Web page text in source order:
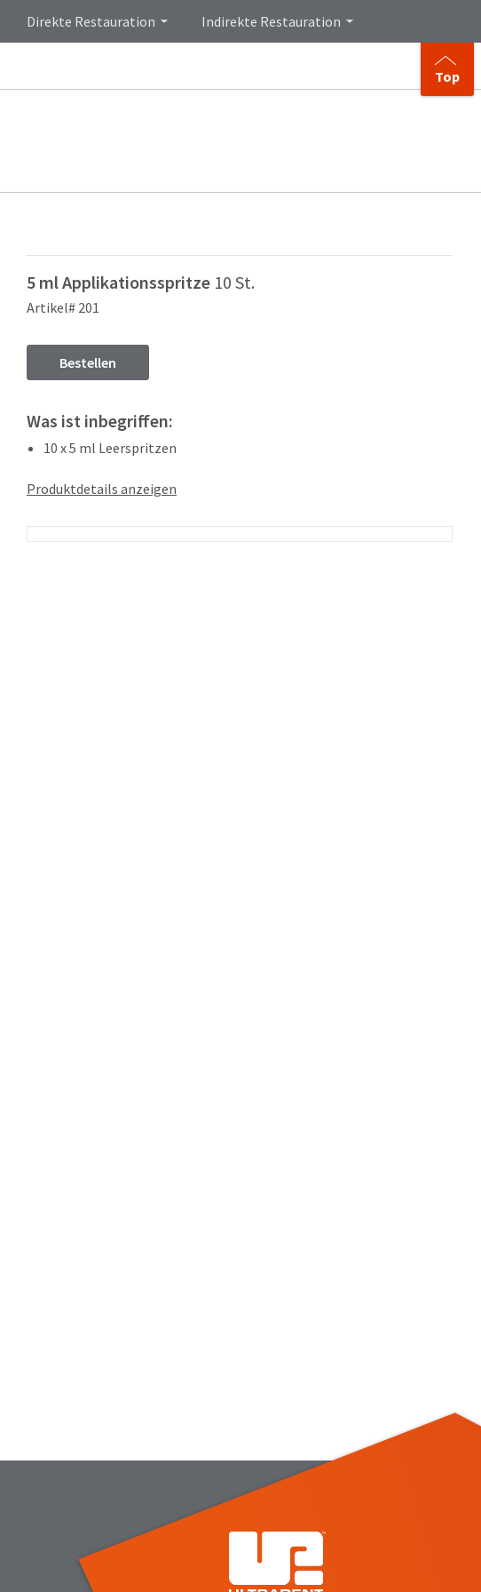
Direkte Restauration Indirekte Restauration
Top
5 ml Applikationsspritze 10 St.
Artikel# 201
Bestellen
Was ist inbegriffen:
10 x 5 ml Leerspritzen
Produktdetails anzeigen